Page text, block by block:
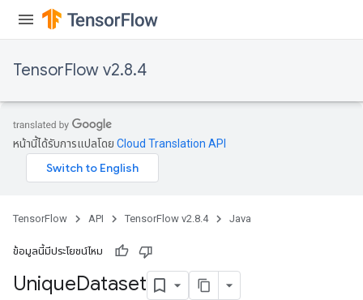
TensorFlow v2.8.4
หน้านี้ได้รับการแปลโดย Cloud Translation API
TensorFlow API TensorFlow v2.8.4 Java
ข้อมูลนี้มีประโยชน์ไหม
UniqueDataset